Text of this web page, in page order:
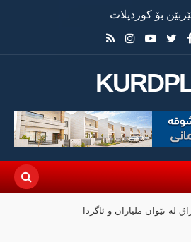
بۆ کوردپلات
لە نێوان ملیاران و ئاگردا